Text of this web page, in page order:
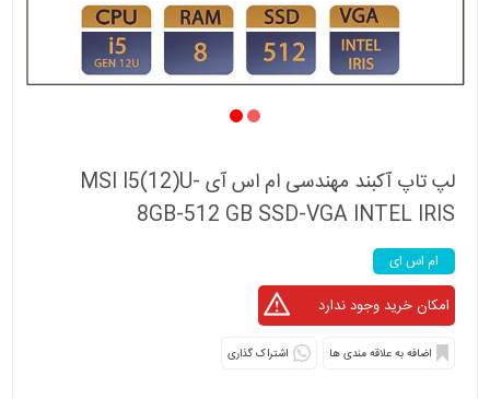
لپ تاپ آکبند مهندسی ام اس آی MSI I5(12)U-
8GB-512 GB SSD-VGA INTEL IRIS
ام اس ای
اشتراک گذاری